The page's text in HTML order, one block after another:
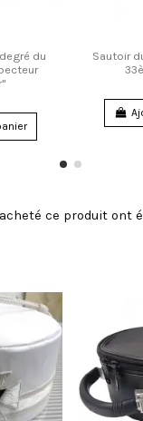
du
Sautoir
ce produit ont